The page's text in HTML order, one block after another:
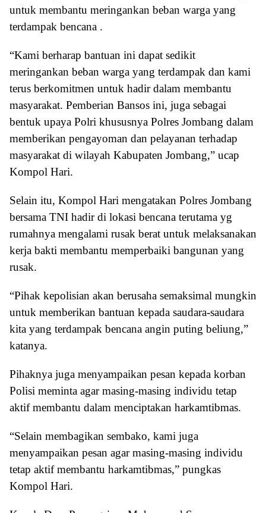
untuk membantu meringankan beban warga yang
terdampak bencana .
“Kami berharap bantuan ini dapat sedikit
meringankan beban warga yang terdampak dan kami
terus berkomitmen untuk hadir dalam membantu
masyarakat. Pemberian Bansos ini, juga sebagai
bentuk upaya Polri khususnya Polres Jombang dalam
memberikan pengayoman dan pelayanan terhadap
masyarakat di wilayah Kabupaten Jombang,” ucap
Kompol Hari.
Selain itu, Kompol Hari mengatakan Polres Jombang
bersama TNI hadir di lokasi bencana terutama yg
rumahnya mengalami rusak berat untuk melaksanakan
kerja bakti membantu memperbaiki bangunan yang
rusak.
“Pihak kepolisian akan berusaha semaksimal mungkin
untuk memberikan bantuan kepada saudara-saudara
kita yang terdampak bencana angin puting beliung,”
katanya.
Pihaknya juga menyampaikan pesan kepada korban
Polisi meminta agar masing-masing individu tetap
aktif membantu dalam menciptakan harkamtibmas.
“Selain membagikan sembako, kami juga
menyampaikan pesan agar masing-masing individu
tetap aktif membantu harkamtibmas,” pungkas
Kompol Hari.